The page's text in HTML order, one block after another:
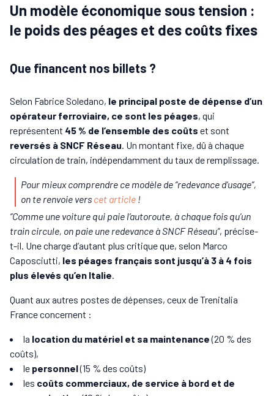
Un modèle économique sous tension :
le poids des péages et des coûts fixes
Que financent nos billets ?
Selon Fabrice Soledano, le principal poste de dépense d’un
opérateur ferroviaire, ce sont les péages, qui
représentent 45 % de l’ensemble des coûts et sont
reversés à SNCF Réseau. Un montant fixe, dû à chaque
circulation de train, indépendamment du taux de remplissage.
Pour mieux comprendre ce modèle de “redevance d’usage”,
on te renvoie vers cet article !
“Comme une voiture qui paie l’autoroute, à chaque fois qu’un
train circule, on paie une redevance à SNCF Réseau”, précise-
t-il. Une charge d’autant plus critique que, selon Marco
Caposciutti, les péages français sont jusqu’à 3 à 4 fois
plus élevés qu’en Italie.
Quant aux autres postes de dépenses, ceux de Trenitalia
France concernent :
la location du matériel et sa maintenance(20 % des
coûts),
le personnel(15 % des coûts)
les coûts commerciaux, de service à bord et de